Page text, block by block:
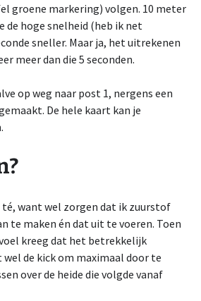
groene markering) volgen. 10 meter
de hoge snelheid (heb ik net
sneller. Maar ja, het uitrekenen
meer dan die 5 seconden.
op weg naar post 1, nergens een
De hele kaart kan je
want wel zorgen dat ik zuurstof
te maken én dat uit te voeren. Toen
kreeg dat het betrekkelijk
de kick om maximaal door te
over de heide die volgde vanaf